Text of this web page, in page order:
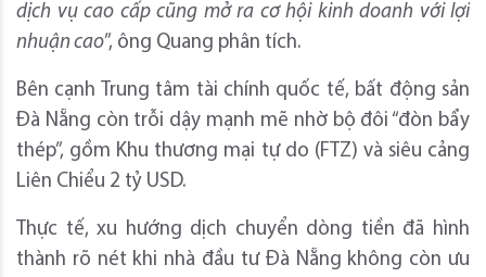
dịch vụ cao cấp cũng mở ra cơ hội kinh doanh với lợi
nhuận cao”, ông Quang phân tích.
Bên cạnh Trung tâm tài chính quốc tế, bất động sản
Đà Nẵng còn trỗi dậy mạnh mẽ nhờ bộ đôi “đòn bẩy
thép”, gồm Khu thương mại tự do (FTZ) và siêu cảng
Liên Chiểu 2 tỷ USD.
Thực tế, xu hướng dịch chuyển dòng tiền đã hình
thành rõ nét khi nhà đầu tư Đà Nẵng không còn ưu